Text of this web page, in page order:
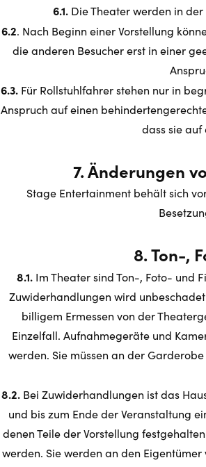
6.1. Die Theater werden in
6.2. Nach Beginn einer Vorstellung
die anderen Besucher erst in einer
6.3. Für Rollstuhlfahrer stehen nur in
Anspruch auf einen
dass sie auf
7. Änderungen
Stage Entertainment behält sich
8. Ton-,
8.1. Im Theater sind Ton-, Foto- und
Zuwiderhandlungen wird
billigem Ermessen von der
Einzelfall. Aufnahmegeräte und
werden. Sie müssen an der
8.2. Bei Zuwiderhandlungen ist das
und bis zum Ende der Veranstaltung
denen Teile der Vorstellung
werden. Sie werden an den